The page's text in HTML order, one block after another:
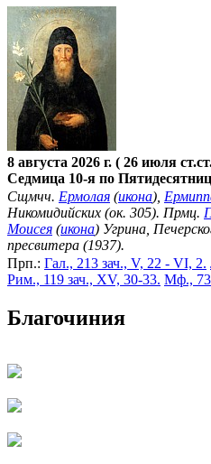
8 августа 2026 г. ( 26 июля
Седмица 10-я по
Сщмчч. Ермолая (икона),
Никомидийских (ок. 305). Прмц.
Моисея (икона) Угрина,
пресвитера (1937).
Прп.: Гал., 213 зач., V, 22 - VI, 2.
Рим., 119 зач., XV, 30-33. Мф., 73
Благочиния